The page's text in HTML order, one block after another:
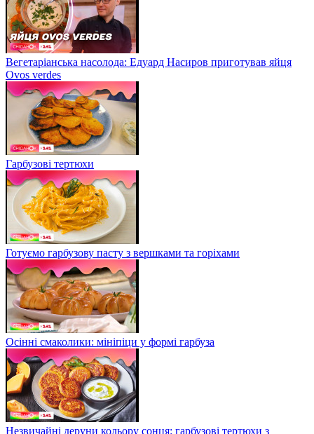
Вегетаріанська насолода: Едуард Насиров приготував яйця
Ovos verdes
Гарбузові тертюхи
Готуємо гарбузову пасту з вершками та горіхами
Осінні смаколики: мініпіци у формі гарбуза
Незвичайні деруни кольору сонця: гарбузові тертюхи з